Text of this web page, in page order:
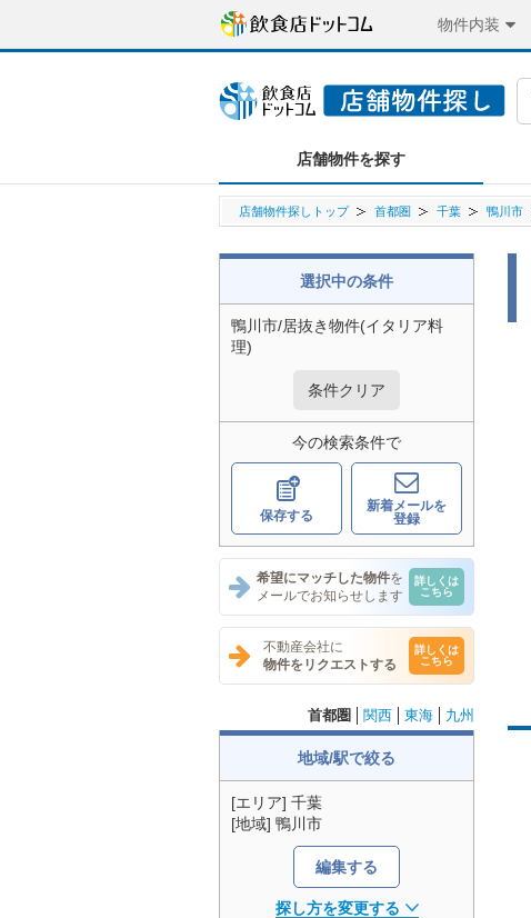
物件内装
店舗物件を探す
店舗物件探しトップ 首都圏 千葉 鴨川市
選択中の条件
鴨川市/居抜き物件(イタリア料
理)
条件クリア
今の検索条件で
保存する
新着メールを
登録
希望にマッチした物件を
メールでお知らせします
詳しくは
こちら
不動産会社に
物件をリクエストする
詳しくは
こちら
首都圏 関西 東海 九州
地域/駅で絞る
[エリア] 千葉
[地域] 鴨川市
編集する
探し方を変更する